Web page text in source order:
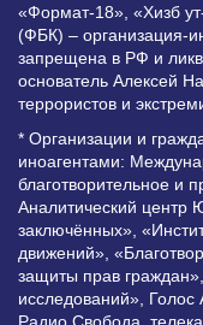
«Формат-18», «Хизб
(ФБК) – организация-
запрещена в РФ и
основатель Алексей
террористов и
* Организации и
иноагентами:
благотворительное и
Аналитический
заключённых»,
движений»,
защиты прав
исследований»,
Радио Свобода,